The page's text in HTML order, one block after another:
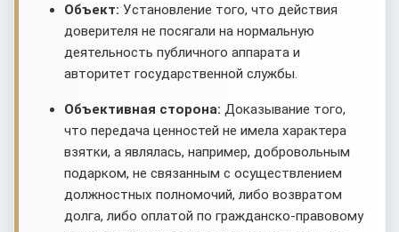
Объект: Установление того, что действия
доверителя не посягали на нормальную
деятельность публичного аппарата и
авторитет государственной службы.
Объективная сторона: Доказывание того,
что передача ценностей не имела характера
взятки, а являлась, например, добровольным
подарком, не связанным с осуществлением
должностных полномочий, либо возвратом
долга, либо оплатой по гражданско-правовому